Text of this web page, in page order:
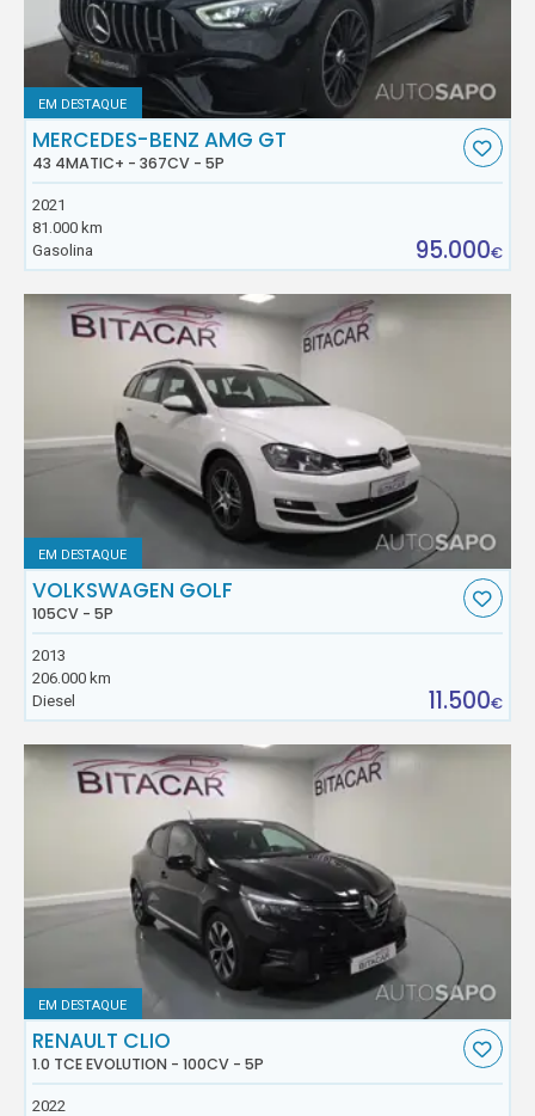
EM DESTAQUE
MERCEDES-BENZ AMG GT
43 4MATIC+ - 367CV - 5P
2021
81.000 km
Gasolina
95.000€
EM DESTAQUE
VOLKSWAGEN GOLF
105CV - 5P
2013
206.000 km
Diesel
11.500€
EM DESTAQUE
RENAULT CLIO
1.0 TCE EVOLUTION - 100CV - 5P
2022